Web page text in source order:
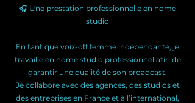
🎧 Une prestation professionnelle en home
studio
En tant que voix-off femme indépendante, je
travaille en home studio professionnel afin de
garantir une qualité de son broadcast.
Je collabore avec des agences, des studios et
des entreprises en France et à l’international,